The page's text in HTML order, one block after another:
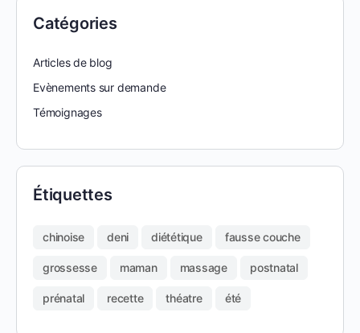
Catégories
Articles de blog
Evènements sur demande
Témoignages
Étiquettes
chinoise deni diététique fausse couche
grossesse maman massage postnatal
prénatal recette théatre été